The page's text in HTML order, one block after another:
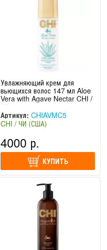
Увлажняющий крем для
вьющихся волос 147 мл Aloe
Vera with Agave Nectar CHI /
ЧИ
Артикул: CHIAVMC5
CHI / ЧИ (США)
4000 р.
КУПИТЬ